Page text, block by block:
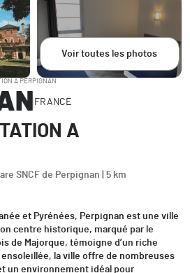
Voir toutes les photos
A PERPIGNAN
FRANCE
A
SNCF de Perpignan | 5 km
et Pyrénées, Perpignan est une ville
centre historique, marqué par le
de Majorque, témoigne d’un riche
la ville offre de nombreuses
un environnement idéal pour